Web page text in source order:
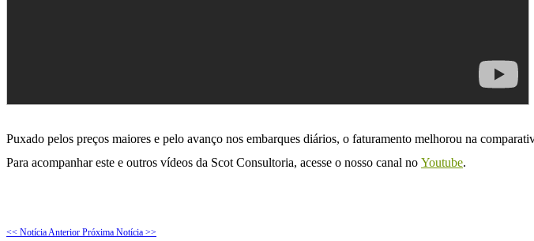
Puxado pelos preços maiores e pelo avanço nos embarques diários, o faturamento melhorou na
Para acompanhar este e outros vídeos da Scot Consultoria, acesse o nosso canal no Youtube.
<< Notícia Anterior Próxima Notícia >>